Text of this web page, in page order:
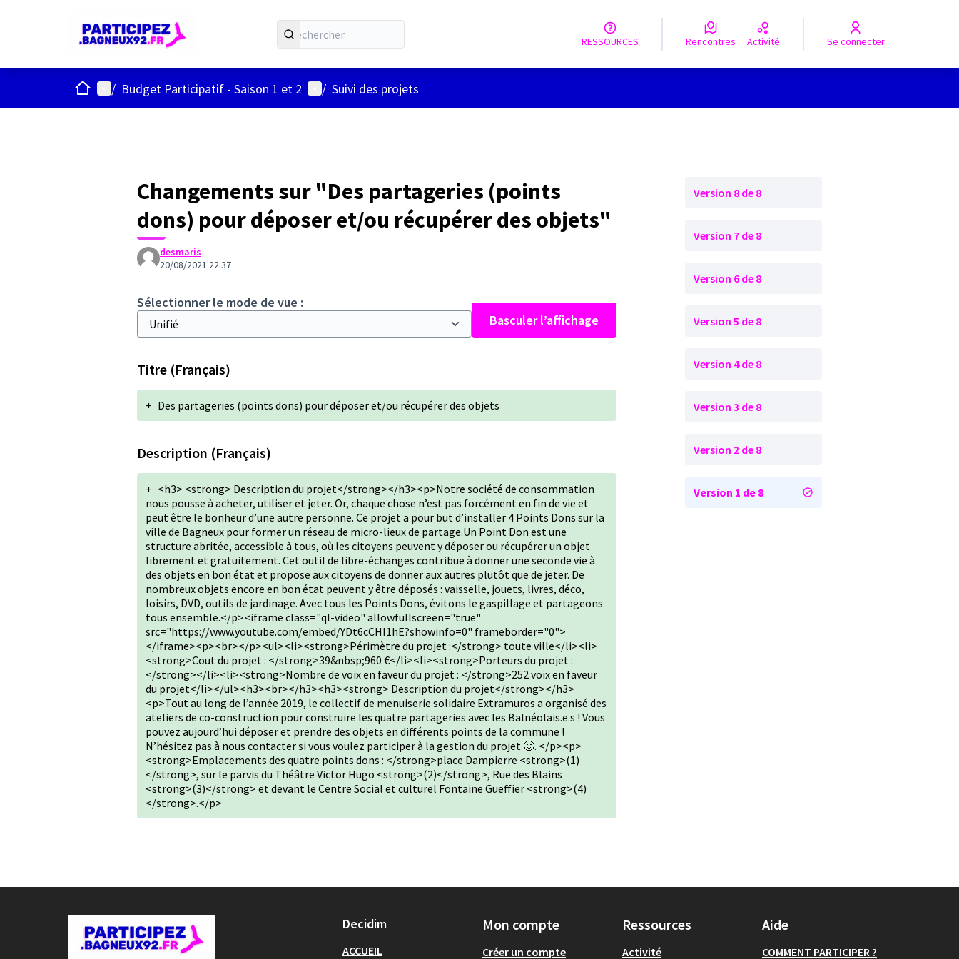
RESSOURCES Rencontres Activité Se connecter
ACCUEILMenu principal
/ Budget Participatif - Saison 1 et 2 Menu utilisateur
/ Suivi des projets
Changements sur "Des partageries (points
dons) pour déposer et/ou récupérer des objets"
desmaris
20/08/2021 22:37
Sélectionner le mode de vue :
Basculer l’affichage
Titre (Français)
+ Des partageries (points dons) pour déposer et/ou récupérer des objets
Description (Français)
+ <h3> <strong> Description du projet</strong></h3><p>Notre société de consommation
nous pousse à acheter, utiliser et jeter. Or, chaque chose n’est pas forcément en fin de vie et
peut être le bonheur d’une autre personne. Ce projet a pour but d’installer 4 Points Dons sur la
ville de Bagneux pour former un réseau de micro-lieux de partage.Un Point Don est une
structure abritée, accessible à tous, où les citoyens peuvent y déposer ou récupérer un objet
librement et gratuitement. Cet outil de libre-échanges contribue à donner une seconde vie à
des objets en bon état et propose aux citoyens de donner aux autres plutôt que de jeter. De
nombreux objets encore en bon état peuvent y être déposés : vaisselle, jouets, livres, déco,
loisirs, DVD, outils de jardinage. Avec tous les Points Dons, évitons le gaspillage et partageons
tous ensemble.</p><iframe class="ql-video" allowfullscreen="true"
src="https://www.youtube.com/embed/YDt6cCHI1hE?showinfo=0" frameborder="0">
</iframe><p><br></p><ul><li><strong>Périmètre du projet :</strong> toute ville</li><li>
<strong>Cout du projet : </strong>39&nbsp;960 €</li><li><strong>Porteurs du projet :
</strong></li><li><strong>Nombre de voix en faveur du projet : </strong>252 voix en faveur
du projet</li></ul><h3><br></h3><h3><strong> Description du projet</strong></h3>
<p>Tout au long de l’année 2019, le collectif de menuiserie solidaire Extramuros a organisé des
ateliers de co-construction pour construire les quatre partageries avec les Balnéolais.e.s ! Vous
pouvez aujourd’hui déposer et prendre des objets en différents points de la commune !
N’hésitez pas à nous contacter si vous voulez participer à la gestion du projet 🙂. </p><p>
<strong>Emplacements des quatre points dons : </strong>place Dampierre <strong>(1)
</strong>, sur le parvis du Théâtre Victor Hugo <strong>(2)</strong>, Rue des Blains
<strong>(3)</strong> et devant le Centre Social et culturel Fontaine Gueffier <strong>(4)
</strong>.</p>
Version 8 de 8
Version 7 de 8
Version 6 de 8
Version 5 de 8
Version 4 de 8
Version 3 de 8
Version 2 de 8
Version 1 de 8
Decidim
ACCUEIL
Mon compte
Créer un compte
Ressources
Activité
Aide
COMMENT PARTICIPER ?